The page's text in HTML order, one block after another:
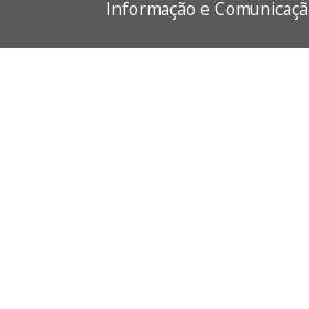
Informação e